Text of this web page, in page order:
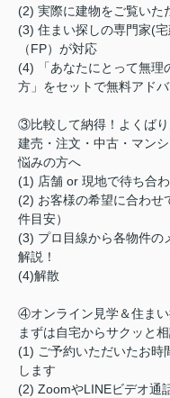
(2) 実際に建物をご覧いた
(3) 住まい探しの専門家(
（FP）が対応
(4) 「あなたにとって無理
方」をセットで無料アド
③比較して納得！よくばり
建売・注文・中古・マン
悩みの方へ
(1) 店舗 or 現地で待ち合
(2) お客様の希望に合わせ
件目安）
(3) プロ目線から各物件の
解説！
(4)解散
④オンライン見学＆住まい
まずは自宅からサクッと
(1) ご予約いただいたお時
します
(2) ZoomやLINEビデオ通